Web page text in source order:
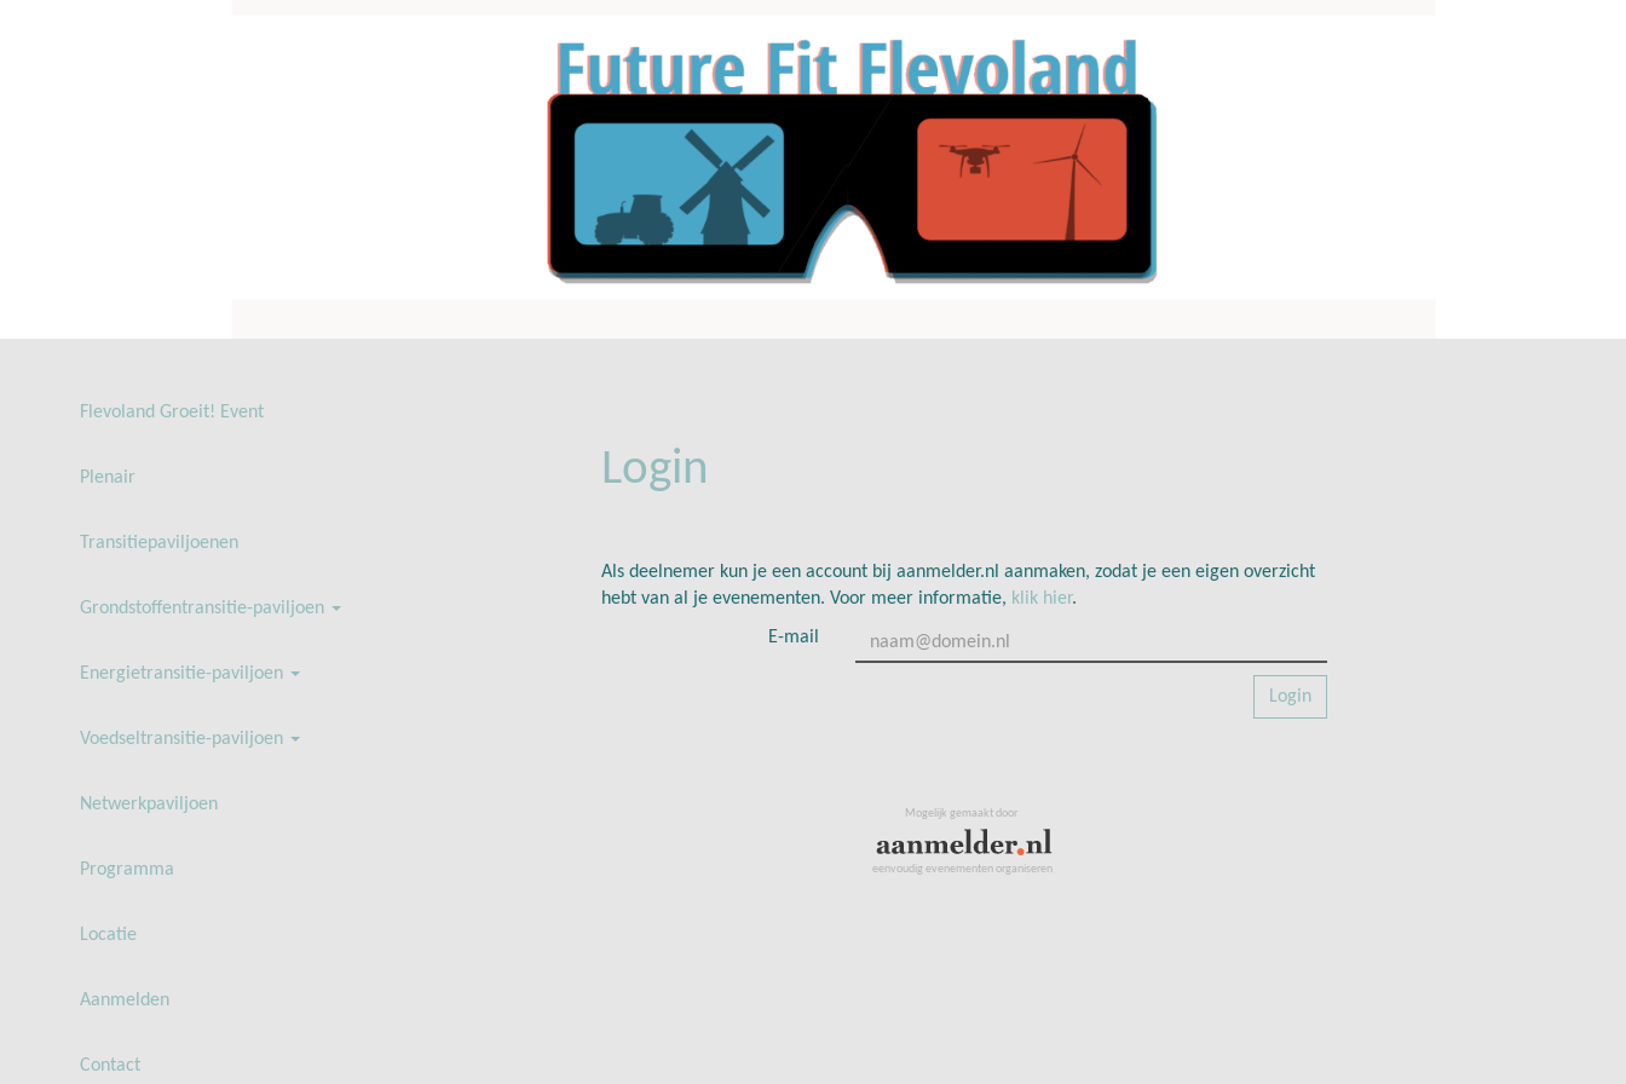
Flevoland Groeit! Event
Plenair
Transitiepaviljoenen
Grondstoffentransitie-paviljoen
Energietransitie-paviljoen
Voedseltransitie-paviljoen
Netwerkpaviljoen
Programma
Locatie
Aanmelden
Contact
Login
Als deelnemer kun je een account bij aanmelder.nl aanmaken, zodat je een eigen overzicht
hebt van al je evenementen. Voor meer informatie, klik hier.
E-mail
Login
Mogelijk gemaakt door
eenvoudig evenementen organiseren